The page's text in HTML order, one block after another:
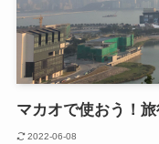
マカオで使おう！
2022-06-08